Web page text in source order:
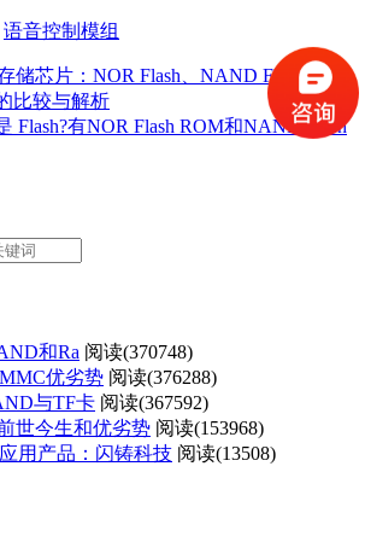
语音控制模组
储芯片：NOR Flash、NAND Flash、
比较与解析
Flash?有NOR Flash ROM和NAND Flash
和Ra 阅读(370748)
优劣势 阅读(376288)
与TF卡 阅读(367592)
世今生和优劣势 阅读(153968)
用产品：闪铸科技 阅读(13508)